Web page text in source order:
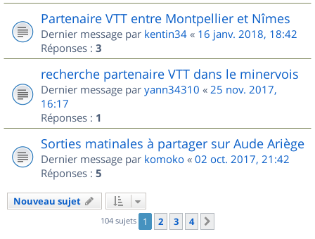
Partenaire VTT entre Montpellier et Nîmes
Dernier message par kentin34 « 16 janv. 2018, 18:42
Réponses : 3
recherche partenaire VTT dans le minervois
Dernier message par yann34310 « 25 nov. 2017,
16:17
Réponses : 1
Sorties matinales à partager sur Aude Ariège
Dernier message par komoko « 02 oct. 2017, 21:42
Réponses : 5
Nouveau sujet
104 sujets 1 2 3 4